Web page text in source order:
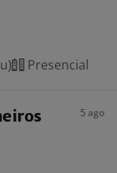
Presencial
5 ago